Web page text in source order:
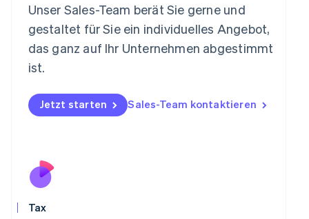
Unser Sales-Team berät Sie gerne und
gestaltet für Sie ein individuelles Angebot,
das ganz auf Ihr Unternehmen abgestimmt
ist.
Jetzt starten Sales-Team kontaktieren
Tax
Mexiko
EspañolEnglish
Neuseeland
Norwegen
English
English
Portugal